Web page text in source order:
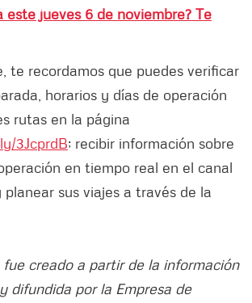
este jueves 6 de noviembre? Te
te recordamos que puedes verificar
horarios y días de operación
rutas en la página
3JcprdB; recibir información sobre
en tiempo real en el canal
sus viajes a través de la
creado a partir de la información
difundida por la Empresa de